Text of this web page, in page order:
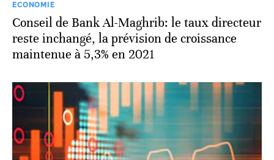
ECONOMIE
Conseil de Bank Al-Maghrib: le taux directeur
reste inchangé, la prévision de croissance
maintenue à 5,3% en 2021